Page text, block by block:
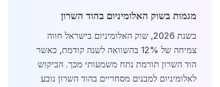
מגמות בשוק האלומיניום בהוד השרון
בשנת 2026, שוק האלומיניום בישראל חווה
צמיחה של 12% בהשוואה לשנה קודמת, כאשר
הוד השרון תורמת נתח משמעותי מכך. הביקוש
לאלומיניום למבנים מסחריים בהוד השרון נובע